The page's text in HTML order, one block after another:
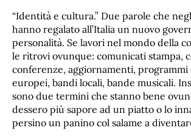
“Identità e cultura.” Due parole che
hanno regalato all’Italia un nuovo
personalità. Se lavori nel mondo della
le ritrovi ovunque: comunicati stampa,
conferenze, aggiornamenti,
europei, bandi locali, bande musicali.
sono due termini che stanno bene
dessero più sapore ad un piatto o lo
persino un panino col salame a